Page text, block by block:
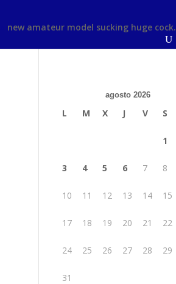
new amateur model sucking huge cock.
agosto 2026
L M X J V S
1
3 4 5 6 7 8
10 11 12 13 14 15
17 18 19 20 21 22
24 25 26 27 28 29
31